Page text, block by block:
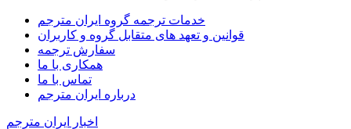
خدمات ترجمه گروه ایران مترجم
قوانین و تعهد های متقابل گروه و کاربران
سفارش ترجمه
همکاری با ما
تماس با ما
درباره ایران مترجم
اخبار ایران مترجم